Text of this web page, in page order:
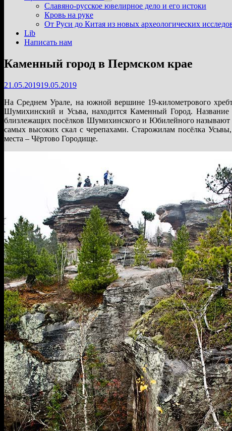
Показать
подменю
Славяно-русское ювелирное дело и его истоки
Кровь на руке
От Руси до Китая из новых археологических
Lib
Написать нам
Каменный город в Пермском крае
21.05.201919.05.2019
На Среднем Урале, на южной вершине 19-километрового
Шумихинский и Усьва, находится Каменный Город.
близлежащих посёлков Шумихинского и Юбилейного называют
самых высоких скал с черепахами. Старожилам посёлка
места – Чёртово Городище.